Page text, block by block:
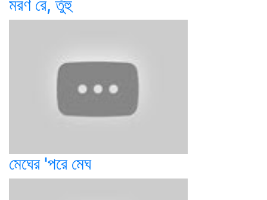
মরণ রে, তুঁহু
মেঘের 'পরে মেঘ